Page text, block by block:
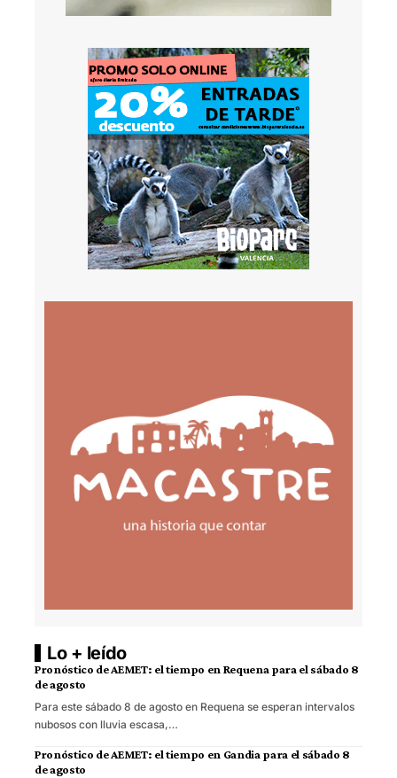
Lo + leído
Pronóstico de AEMET: el tiempo en Requena para el sábado 8
de agosto
Para este sábado 8 de agosto en Requena se esperan intervalos
nubosos con lluvia escasa,…
Pronóstico de AEMET: el tiempo en Gandia para el sábado 8
de agosto